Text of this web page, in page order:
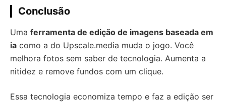
Conclusão
Uma ferramenta de edição de imagens baseada em
ia como a do Upscale.media muda o jogo. Você
melhora fotos sem saber de tecnologia. Aumenta a
nitidez e remove fundos com um clique.
Essa tecnologia economiza tempo e faz a edição ser